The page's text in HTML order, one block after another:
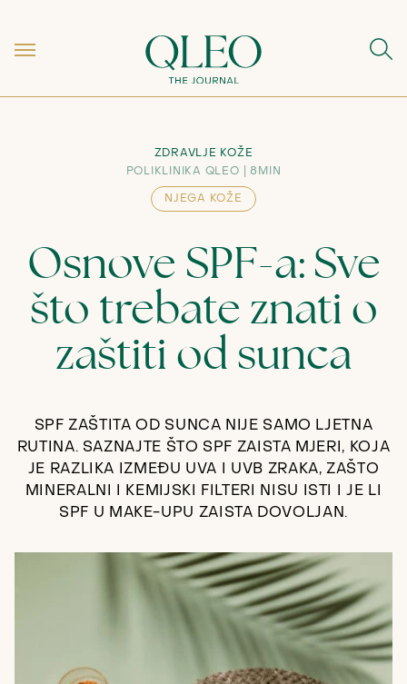
ZDRAVLJE KOŽE
POLIKLINIKA QLEO
8MIN
NJEGA KOŽE
Osnove SPF-a: Sve
što trebate znati o
zaštiti od sunca
SPF ZAŠTITA OD SUNCA NIJE SAMO LJETNA
RUTINA. SAZNAJTE ŠTO SPF ZAISTA MJERI, KOJA
JE RAZLIKA IZMEĐU UVA I UVB ZRAKA, ZAŠTO
MINERALNI I KEMIJSKI FILTERI NISU ISTI I JE LI
SPF U MAKE-UPU ZAISTA DOVOLJAN.